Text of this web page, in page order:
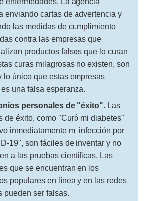
enviando cartas de advertencia y
las medidas de cumplimiento
contra las empresas que
productos falsos que lo curan
curas milagrosas no existen, son
lo único que estas empresas
una falsa esperanza.
personales de "éxito". Las
de éxito, como "Curó mi diabetes"
inmediatamente mi infección por
19", son fáciles de inventar y no
a las pruebas científicas. Las
que se encuentran en los
populares en línea y en las redes
pueden ser falsas.